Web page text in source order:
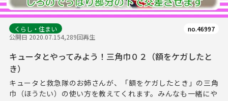
くらし・住まい
公開日 2020.07.154,289回再生
no.46997
キュータとやってみよう！三角巾０２（額をケガしたと
き）
キュータと救急隊のお姉さんが、「額をケガしたとき」の三角
巾（ほうたい）の使い方を教えてくれます。みんなも一緒にや